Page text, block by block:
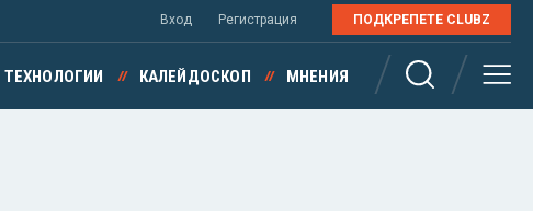
Вход Регистрация ПОДКРЕПЕТЕ CLUBZ
ТЕХНОЛОГИИ КАЛЕЙДОСКОП МНЕНИЯ